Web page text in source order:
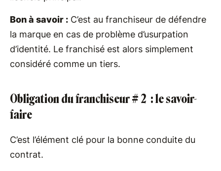
Bon à savoir : C’est au franchiseur de défendre
la marque en cas de problème d’usurpation
d’identité. Le franchisé est alors simplement
considéré comme un tiers.
Obligation du franchiseur # 2 : le savoir-
faire
C’est l’élément clé pour la bonne conduite du
contrat.